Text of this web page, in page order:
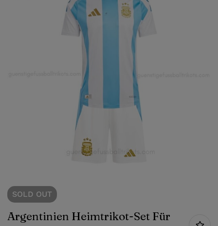
SOLD OUT
Argentinien Heimtrikot-Set Für